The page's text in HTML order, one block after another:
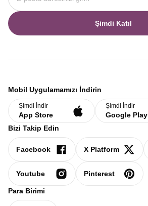
Şimdi Katıl
Mobil Uygulamamızı İndirin
Şimdi İndir
App Store
Şimdi İndir
Google Play
Bizi Takip Edin
Facebook X Platform
Youtube Pinterest
Para Birimi